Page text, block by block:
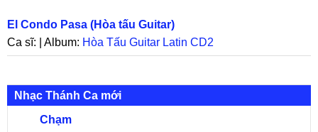
El Condo Pasa (Hòa tấu Guitar)
Ca sĩ: | Album: Hòa Tấu Guitar Latin CD2
Nhạc Thánh Ca mới
Chạm